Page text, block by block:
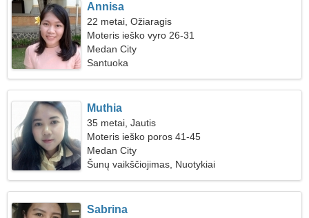
Annisa
22 metai, Ožiaragis
Moteris ieško vyro 26-31
Medan City
Santuoka
Muthia
35 metai, Jautis
Moteris ieško poros 41-45
Medan City
Šunų vaikščiojimas, Nuotykiai
Sabrina